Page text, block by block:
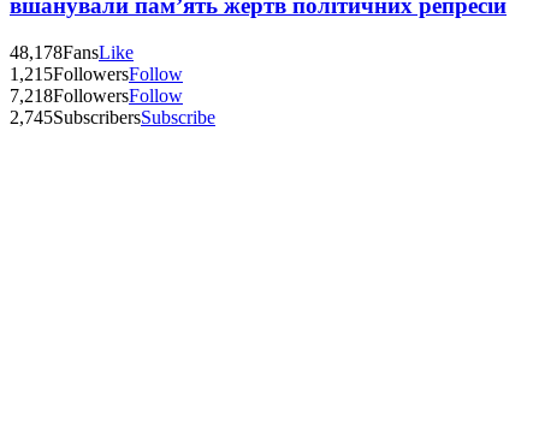
вшанували пам’ять жертв політичних репресій
48,178FansLike
1,215FollowersFollow
7,218FollowersFollow
2,745SubscribersSubscribe